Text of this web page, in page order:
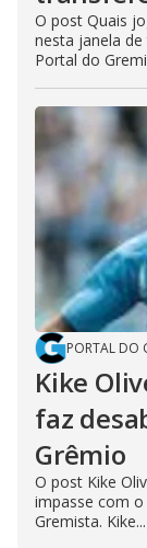
O post Quais
nesta janela
Portal do
PORTAL DO
Kike
faz
Grêmio
O post Kike
impasse com
Gremista. Kike...